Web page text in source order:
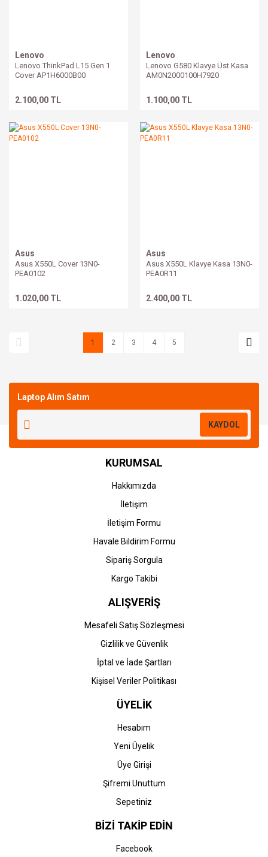
Lenovo
Lenovo ThinkPad L15 Gen 1
Cover AP1H6000B00
2.100,00 TL
Lenovo
Lenovo G580 Klavye Üst Kasa
AM0N2000100H7920
1.100,00 TL
Asus
Asus X550L Cover 13N0-
PEA0102
1.020,00 TL
Asus
Asus X550L Klavye Kasa 13N0-
PEA0R11
2.400,00 TL
1 2 3 4 5
Laptop Alım Satım
KAYDOL
KURUMSAL
Hakkımızda
İletişim
İletişim Formu
Havale Bildirim Formu
Sipariş Sorgula
Kargo Takibi
ALIŞVERİŞ
Mesafeli Satış Sözleşmesi
Gizlilik ve Güvenlik
İptal ve İade Şartları
Kişisel Veriler Politikası
ÜYELİK
Hesabım
Yeni Üyelik
Üye Girişi
Şifremi Unuttum
Sepetiniz
BİZİ TAKİP EDİN
Facebook